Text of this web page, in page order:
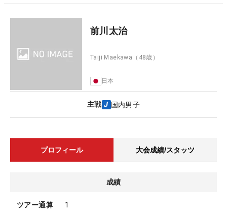
前川太治
Taiji Maekawa （48歳）
日本
主戦 国内男子
プロフィール 大会成績/スタッツ
成績
ツアー通算 1